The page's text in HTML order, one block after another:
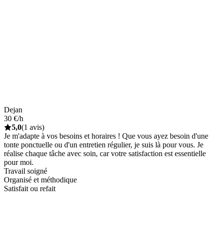
Dejan
30 €/h
5,0(1 avis)
Je m'adapte à vos besoins et horaires ! Que vous ayez besoin d'une
tonte ponctuelle ou d'un entretien régulier, je suis là pour vous. Je
réalise chaque tâche avec soin, car votre satisfaction est essentielle
pour moi.
Travail soigné
Organisé et méthodique
Satisfait ou refait